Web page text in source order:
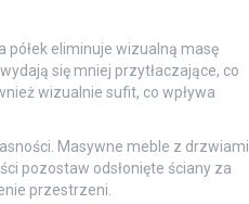
półek eliminuje wizualną masę
się mniej przytłaczające, co
wizualnie sufit, co wpływa
Masywne meble z drzwiami
pozostaw odsłonięte ściany za
przestrzeni.